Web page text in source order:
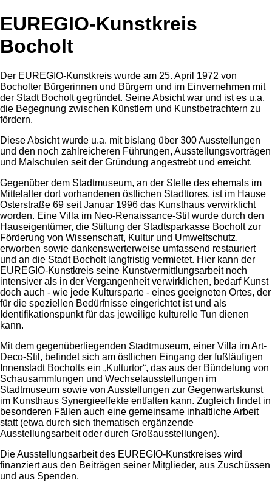
EUREGIO-Kunstkreis
Bocholt
Der EUREGIO-Kunstkreis wurde am 25. April 1972 von
Bocholter Bürgerinnen und Bürgern und im Einvernehmen mit
der Stadt Bocholt gegründet. Seine Absicht war und ist es u.a.
die Begegnung zwischen Künstlern und Kunstbetrachtern zu
fördern.
Diese Absicht wurde u.a. mit bislang über 300 Ausstellungen
und den noch zahlreicheren Führungen, Ausstellungsvorträgen
und Malschulen seit der Gründung angestrebt und erreicht.
Gegenüber dem Stadtmuseum, an der Stelle des ehemals im
Mittelalter dort vorhandenen östlichen Stadttores, ist im Hause
Osterstraße 69 seit Januar 1996 das Kunsthaus verwirklicht
worden. Eine Villa im Neo-Renaissance-Stil wurde durch den
Hauseigentümer, die Stiftung der Stadtsparkasse Bocholt zur
Förderung von Wissenschaft, Kultur und Umweltschutz,
erworben sowie dankenswerterweise umfassend restauriert
und an die Stadt Bocholt langfristig vermietet. Hier kann der
EUREGIO-Kunstkreis seine Kunstvermittlungsarbeit noch
intensiver als in der Vergangenheit verwirklichen, bedarf Kunst
doch auch - wie jede Kultursparte - eines geeigneten Ortes, der
für die speziellen Bedürfnisse eingerichtet ist und als
Identifikationspunkt für das jeweilige kulturelle Tun dienen
kann.
Mit dem gegenüberliegenden Stadtmuseum, einer Villa im Art-
Deco-Stil, befindet sich am östlichen Eingang der fußläufigen
Innenstadt Bocholts ein „Kulturtor“, das aus der Bündelung von
Schausammlungen und Wechselausstellungen im
Stadtmuseum sowie von Ausstellungen zur Gegenwartskunst
im Kunsthaus Synergieeffekte entfalten kann. Zugleich findet in
besonderen Fällen auch eine gemeinsame inhaltliche Arbeit
statt (etwa durch sich thematisch ergänzende
Ausstellungsarbeit oder durch Großausstellungen).
Die Ausstellungsarbeit des EUREGIO-Kunstkreises wird
finanziert aus den Beiträgen seiner Mitglieder, aus Zuschüssen
und aus Spenden.